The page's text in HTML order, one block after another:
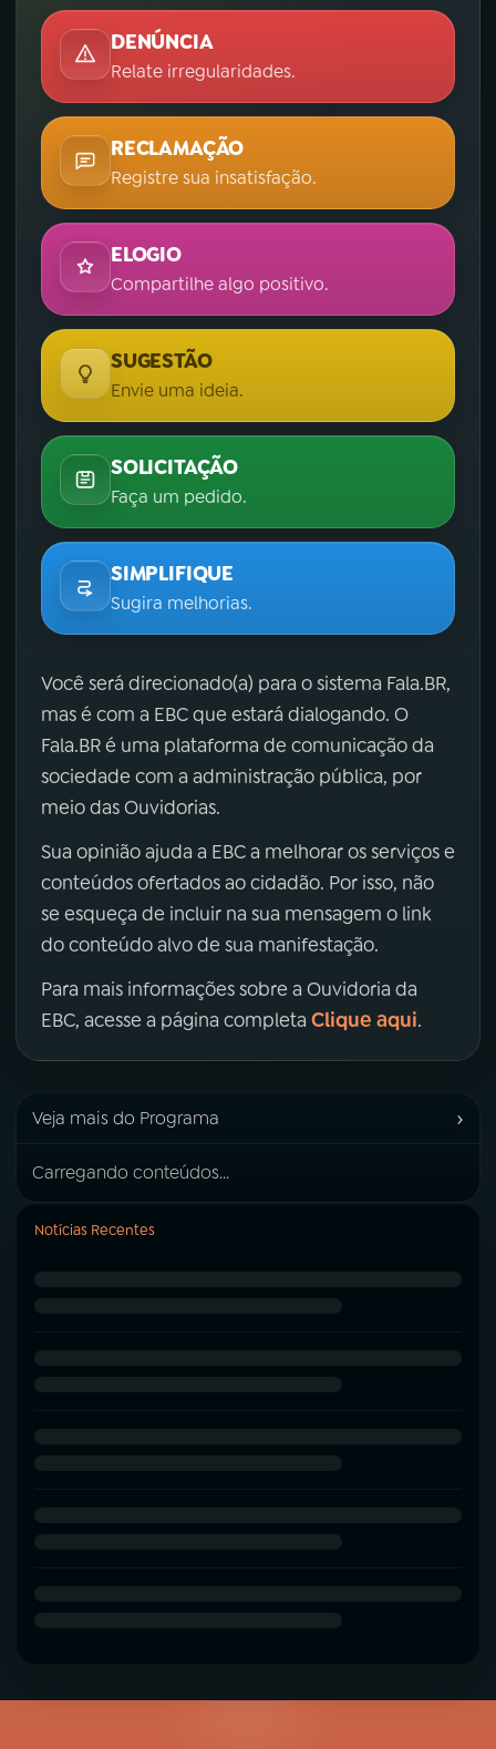
DENÚNCIA
Relate irregularidades.
RECLAMAÇÃO
Registre sua insatisfação.
ELOGIO
Compartilhe algo positivo.
SUGESTÃO
Envie uma ideia.
SOLICITAÇÃO
Faça um pedido.
SIMPLIFIQUE
Sugira melhorias.
Você será direcionado(a) para o sistema Fala.BR,
mas é com a EBC que estará dialogando. O
Fala.BR é uma plataforma de comunicação da
sociedade com a administração pública, por
meio das Ouvidorias.
Sua opinião ajuda a EBC a melhorar os serviços e
conteúdos ofertados ao cidadão. Por isso, não
se esqueça de incluir na sua mensagem o link
do conteúdo alvo de sua manifestação.
Para mais informações sobre a Ouvidoria da
EBC, acesse a página completa Clique aqui.
Veja mais do Programa ›
Carregando conteúdos...
Notícias Recentes